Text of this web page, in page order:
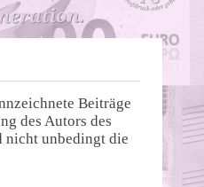
Beiträge
des Autors des
nicht unbedingt die